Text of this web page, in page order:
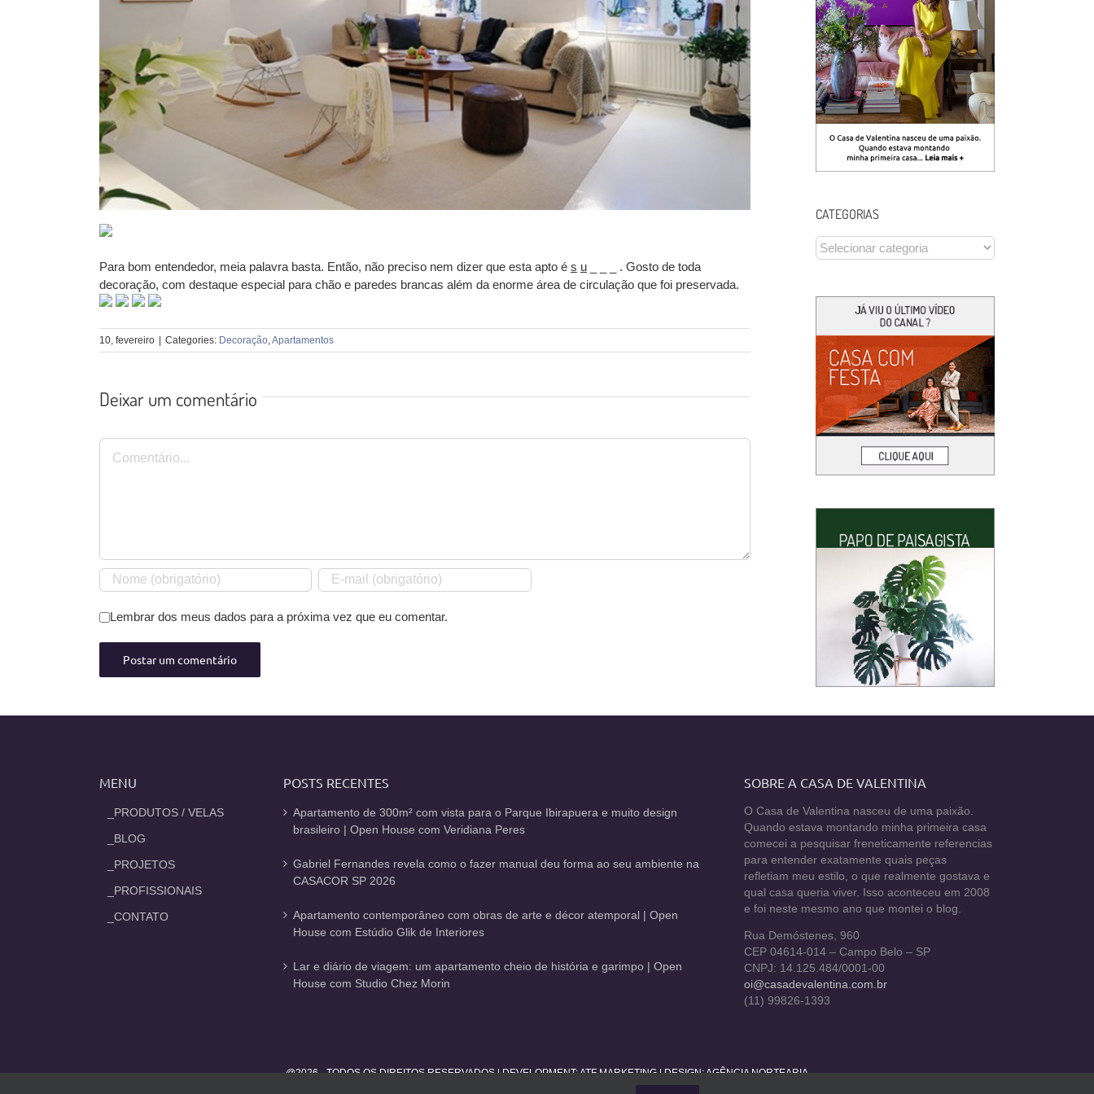
Para bom entendedor, meia palavra basta. Então, não preciso nem dizer que esta apto é s u _ _ _ . Gosto de toda
decoração, com destaque especial para chão e paredes brancas além da enorme área de circulação que foi preservada.
10, fevereiro | Categories: Decoração Apartamentos
Deixar um comentário
Comentário
Lembrar dos meus dados para a próxima vez que eu comentar.
CATEGORIAS
CATEGORIAS
MENU
_PRODUTOS / VELAS
_BLOG
_PROJETOS
_PROFISSIONAIS
_CONTATO
POSTS RECENTES
Apartamento de 300m² com vista para o Parque Ibirapuera e muito design
brasileiro | Open House com Veridiana Peres
Gabriel Fernandes revela como o fazer manual deu forma ao seu ambiente na
CASACOR SP 2026
Apartamento contemporâneo com obras de arte e décor atemporal | Open
House com Estúdio Glik de Interiores
Lar e diário de viagem: um apartamento cheio de história e garimpo | Open
House com Studio Chez Morin
SOBRE A CASA DE VALENTINA
O Casa de Valentina nasceu de uma paixão.
Quando estava montando minha primeira casa
comecei a pesquisar freneticamente referencias
para entender exatamente quais peças
refletiam meu estilo, o que realmente gostava e
qual casa queria viver. Isso aconteceu em 2008
e foi neste mesmo ano que montei o blog.
Rua Demóstenes, 960
CEP 04614-014 – Campo Belo – SP
CNPJ: 14.125.484/0001-00
oi@casadevalentina.com.br
(11) 99826-1393
@2026 - TODOS OS DIREITOS RESERVADOS | DEVELOPMENT:ATF MARKETING| DESIGN: AGÊNCIA NORTEARIA